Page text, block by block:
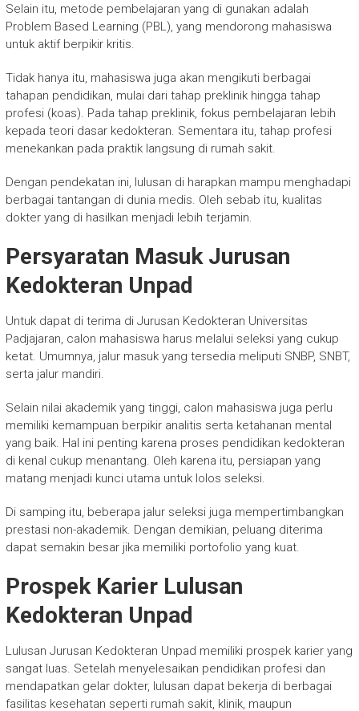
Selain itu, metode pembelajaran yang di gunakan adalah
Problem Based Learning (PBL), yang mendorong mahasiswa
untuk aktif berpikir kritis.
Tidak hanya itu, mahasiswa juga akan mengikuti berbagai
tahapan pendidikan, mulai dari tahap preklinik hingga tahap
profesi (koas). Pada tahap preklinik, fokus pembelajaran lebih
kepada teori dasar kedokteran. Sementara itu, tahap profesi
menekankan pada praktik langsung di rumah sakit.
Dengan pendekatan ini, lulusan di harapkan mampu menghadapi
berbagai tantangan di dunia medis. Oleh sebab itu, kualitas
dokter yang di hasilkan menjadi lebih terjamin.
Persyaratan Masuk Jurusan
Kedokteran Unpad
Untuk dapat di terima di Jurusan Kedokteran Universitas
Padjajaran, calon mahasiswa harus melalui seleksi yang cukup
ketat. Umumnya, jalur masuk yang tersedia meliputi SNBP, SNBT,
serta jalur mandiri.
Selain nilai akademik yang tinggi, calon mahasiswa juga perlu
memiliki kemampuan berpikir analitis serta ketahanan mental
yang baik. Hal ini penting karena proses pendidikan kedokteran
di kenal cukup menantang. Oleh karena itu, persiapan yang
matang menjadi kunci utama untuk lolos seleksi.
Di samping itu, beberapa jalur seleksi juga mempertimbangkan
prestasi non-akademik. Dengan demikian, peluang diterima
dapat semakin besar jika memiliki portofolio yang kuat.
Prospek Karier Lulusan
Kedokteran Unpad
Lulusan Jurusan Kedokteran Unpad memiliki prospek karier yang
sangat luas. Setelah menyelesaikan pendidikan profesi dan
mendapatkan gelar dokter, lulusan dapat bekerja di berbagai
fasilitas kesehatan seperti rumah sakit, klinik, maupun